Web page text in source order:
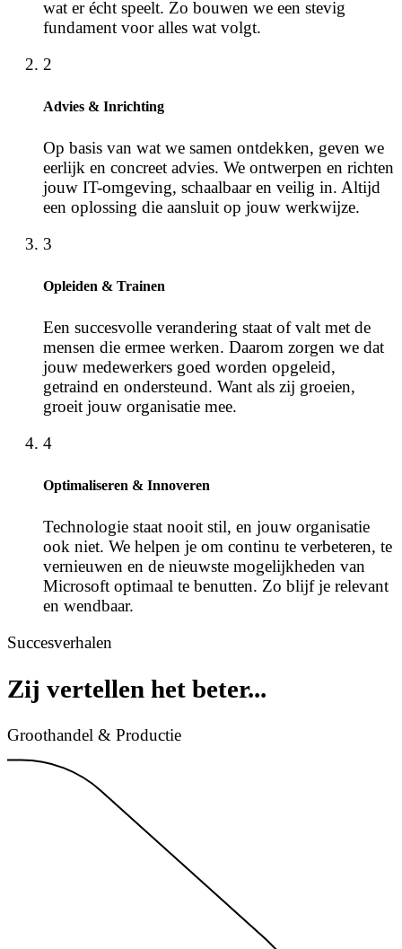
wat er écht speelt. Zo bouwen we een stevig
fundament voor alles wat volgt.
2
Advies & Inrichting
Op basis van wat we samen ontdekken, geven we
eerlijk en concreet advies. We ontwerpen en richten
jouw IT-omgeving, schaalbaar en veilig in. Altijd
een oplossing die aansluit op jouw werkwijze.
3
Opleiden & Trainen
Een succesvolle verandering staat of valt met de
mensen die ermee werken. Daarom zorgen we dat
jouw medewerkers goed worden opgeleid,
getraind en ondersteund. Want als zij groeien,
groeit jouw organisatie mee.
4
Optimaliseren & Innoveren
Technologie staat nooit stil, en jouw organisatie
ook niet. We helpen je om continu te verbeteren, te
vernieuwen en de nieuwste mogelijkheden van
Microsoft optimaal te benutten. Zo blijf je relevant
en wendbaar.
Succesverhalen
Zij vertellen het beter...
Groothandel & Productie